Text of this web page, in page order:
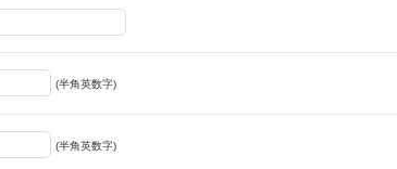
(半角英数字)
(半角英数字)